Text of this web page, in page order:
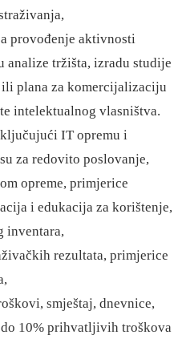
provođenje aktivnosti
analize tržišta, izradu studije
plana za komercijalizaciju
intelektualnog vlasništva.
IT opremu i
za redovito poslovanje,
opreme, primjerice
i edukacija za korištenje,
inventara,
rezultata, primjerice
smještaj, dnevnice,
10% prihvatljivih troškova